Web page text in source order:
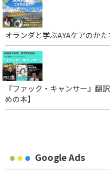
オランダと学ぶAYAケアのかた
『ファック・キャンサー』翻
めの本】
Google Ads